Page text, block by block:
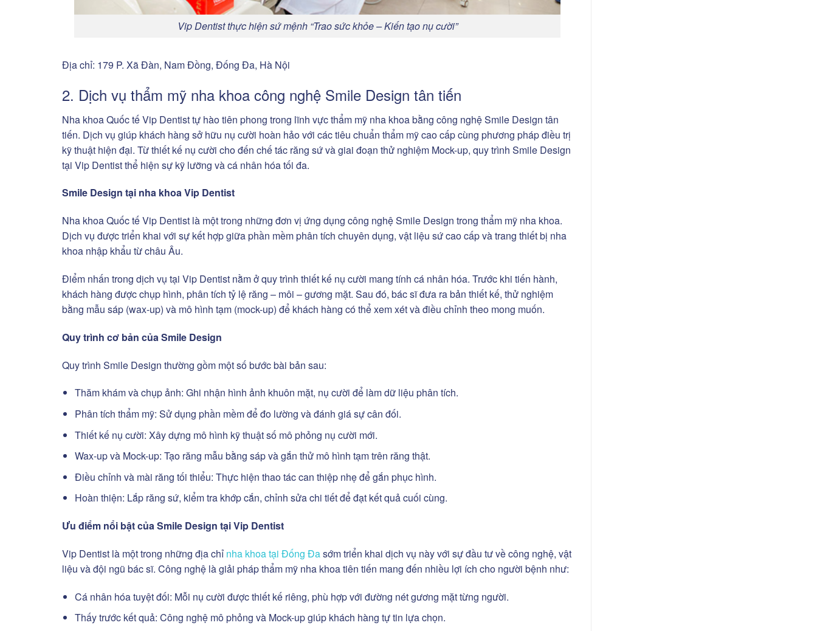
Vip Dentist thực hiện sứ mệnh “Trao sức khỏe – Kiến tạo nụ cười”
Địa chỉ: 179 P. Xã Đàn, Nam Đồng, Đống Đa, Hà Nội
2. Dịch vụ thẩm mỹ nha khoa công nghệ Smile Design tân tiến
Nha khoa Quốc tế Vip Dentist tự hào tiên phong trong lĩnh vực thẩm mỹ nha khoa bằng công nghệ Smile Design tân
tiến. Dịch vụ giúp khách hàng sở hữu nụ cười hoàn hảo với các tiêu chuẩn thẩm mỹ cao cấp cùng phương pháp điều trị
kỹ thuật hiện đại. Từ thiết kế nụ cười cho đến chế tác răng sứ và giai đoạn thử nghiệm Mock-up, quy trình Smile Design
tại Vip Dentist thể hiện sự kỹ lưỡng và cá nhân hóa tối đa.
Smile Design tại nha khoa Vip Dentist
Nha khoa Quốc tế Vip Dentist là một trong những đơn vị ứng dụng công nghệ Smile Design trong thẩm mỹ nha khoa.
Dịch vụ được triển khai với sự kết hợp giữa phần mềm phân tích chuyên dụng, vật liệu sứ cao cấp và trang thiết bị nha
khoa nhập khẩu từ châu Âu.
Điểm nhấn trong dịch vụ tại Vip Dentist nằm ở quy trình thiết kế nụ cười mang tính cá nhân hóa. Trước khi tiến hành,
khách hàng được chụp hình, phân tích tỷ lệ răng – môi – gương mặt. Sau đó, bác sĩ đưa ra bản thiết kế, thử nghiệm
bằng mẫu sáp (wax-up) và mô hình tạm (mock-up) để khách hàng có thể xem xét và điều chỉnh theo mong muốn.
Quy trình cơ bản của Smile Design
Quy trình Smile Design thường gồm một số bước bài bản sau:
Thăm khám và chụp ảnh: Ghi nhận hình ảnh khuôn mặt, nụ cười để làm dữ liệu phân tích.
Phân tích thẩm mỹ: Sử dụng phần mềm để đo lường và đánh giá sự cân đối.
Thiết kế nụ cười: Xây dựng mô hình kỹ thuật số mô phỏng nụ cười mới.
Wax-up và Mock-up: Tạo răng mẫu bằng sáp và gắn thử mô hình tạm trên răng thật.
Điều chỉnh và mài răng tối thiểu: Thực hiện thao tác can thiệp nhẹ để gắn phục hình.
Hoàn thiện: Lắp răng sứ, kiểm tra khớp cắn, chỉnh sửa chi tiết để đạt kết quả cuối cùng.
Ưu điểm nổi bật của Smile Design tại Vip Dentist
Vip Dentist là một trong những địa chỉ nha khoa tại Đống Đasớm triển khai dịch vụ này với sự đầu tư về công nghệ, vật
liệu và đội ngũ bác sĩ. Công nghệ là giải pháp thẩm mỹ nha khoa tiên tiến mang đến nhiều lợi ích cho người bệnh như:
Cá nhân hóa tuyệt đối: Mỗi nụ cười được thiết kế riêng, phù hợp với đường nét gương mặt từng người.
Thấy trước kết quả: Công nghệ mô phỏng và Mock-up giúp khách hàng tự tin lựa chọn.